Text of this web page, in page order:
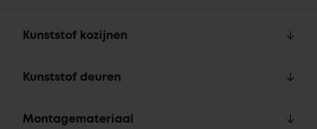
Kunststof kozijnen
Kunststof deuren
Montagemateriaal